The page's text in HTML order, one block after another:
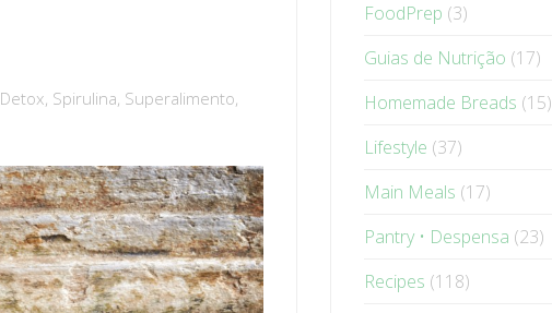
Detox, Spirulina, Superalimento,
FoodPrep (3)
Guias de Nutrição (17)
Homemade Breads (15)
Lifestyle (37)
Main Meals (17)
Pantry • Despensa (23)
Recipes (118)